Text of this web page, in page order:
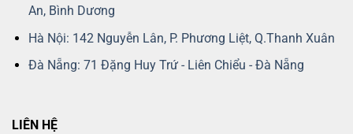
An, Bình Dương
Hà Nội: 142 Nguyễn Lân, P. Phương Liệt, Q.Thanh Xuân
Đà Nẵng: 71 Đặng Huy Trứ - Liên Chiểu - Đà Nẵng
LIÊN HỆ